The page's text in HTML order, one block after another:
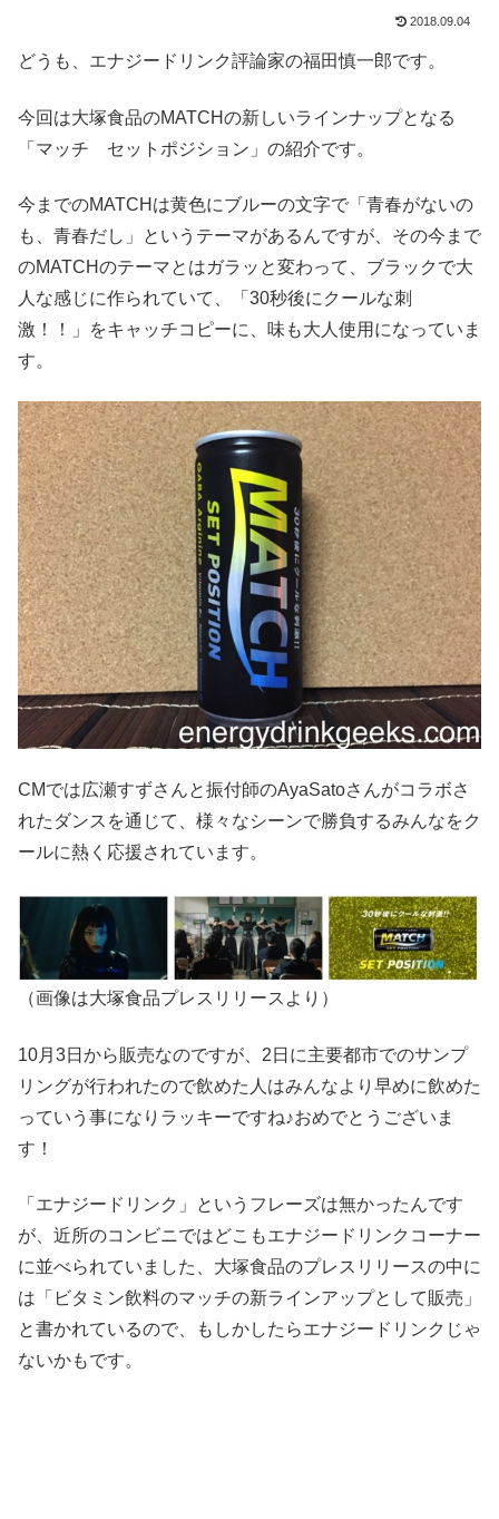
2018.09.04
どうも、エナジードリンク評論家の福田慎一郎です。
今回は大塚食品のMATCHの新しいラインナップとなる
「マッチ セットポジション」の紹介です。
今までのMATCHは黄色にブルーの文字で「青春がないの
も、青春だし」というテーマがあるんですが、その今まで
のMATCHのテーマとはガラッと変わって、ブラックで大
人な感じに作られていて、「30秒後にクールな刺
激！！」をキャッチコピーに、味も大人使用になっていま
す。
CMでは広瀬すずさんと振付師のAyaSatoさんがコラボさ
れたダンスを通じて、様々なシーンで勝負するみんなをク
ールに熱く応援されています。
（画像は大塚食品プレスリリースより）
10月3日から販売なのですが、2日に主要都市でのサンプ
リングが行われたので飲めた人はみんなより早めに飲めた
っていう事になりラッキーですね♪おめでとうございま
す！
「エナジードリンク」というフレーズは無かったんです
が、近所のコンビニではどこもエナジードリンクコーナー
に並べられていました、大塚食品のプレスリリースの中に
は「ビタミン飲料のマッチの新ラインアップとして販売」
と書かれているので、もしかしたらエナジードリンクじゃ
ないかもです。